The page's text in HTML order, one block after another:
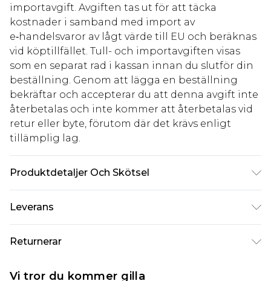
importavgift. Avgiften tas ut för att täcka
kostnader i samband med import av
e‑handelsvaror av lågt värde till EU och beräknas
vid köptillfället. Tull- och importavgiften visas
som en separat rad i kassan innan du slutför din
beställning. Genom att lägga en beställning
bekräftar och accepterar du att denna avgift inte
återbetalas och inte kommer att återbetalas vid
retur eller byte, förutom där det krävs enligt
tillämplig lag.
Produktdetaljer Och Skötsel
Leverans
Standardleverans Sverige
kr80
Expressleverans Sverige
Returnerar
Vi tror du kommer gilla